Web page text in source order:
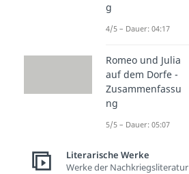
g
4/5 – Dauer: 04:17
Romeo und Julia
auf dem Dorfe -
Zusammenfassu
ng
5/5 – Dauer: 05:07
Literarische Werke
Werke der Nachkriegsliteratur